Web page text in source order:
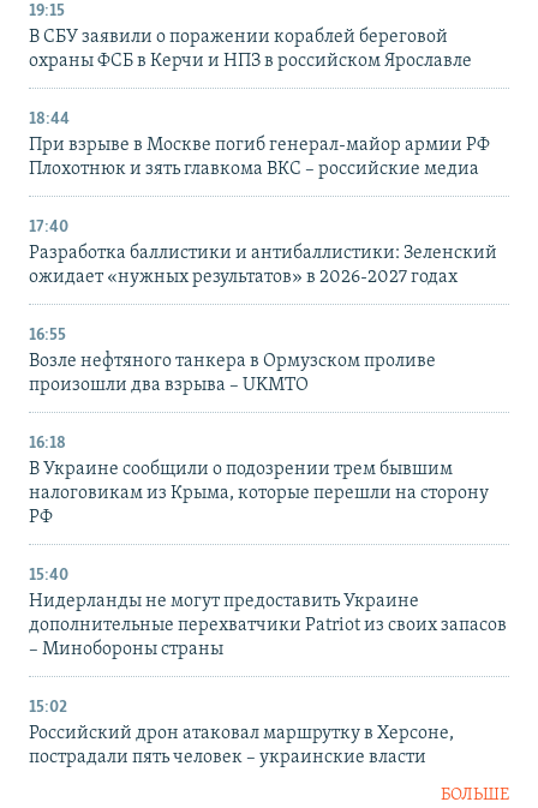
19:15
В СБУ заявили о поражении кораблей береговой
охраны ФСБ в Керчи и НПЗ в российском Ярославле
18:44
При взрыве в Москве погиб генерал-майор армии РФ
Плохотнюк и зять главкома ВКС – российские медиа
17:40
Разработка баллистики и антибаллистики: Зеленский
ожидает «нужных результатов» в 2026-2027 годах
16:55
Возле нефтяного танкера в Ормузском проливе
произошли два взрыва – UKMTO
16:18
В Украине сообщили о подозрении трем бывшим
налоговикам из Крыма, которые перешли на сторону
РФ
15:40
Нидерланды не могут предоставить Украине
дополнительные перехватчики Patriot из своих запасов
– Минобороны страны
15:02
Российский дрон атаковал маршрутку в Херсоне,
пострадали пять человек – украинские власти
БОЛЬШЕ